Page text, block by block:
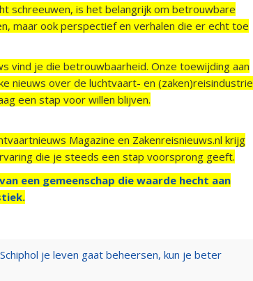
schreeuwen, is het belangrijk om betrouwbare
maar ook perspectief en verhalen die er echt toe
vind je die betrouwbaarheid. Onze toewijding aan
nieuws over de luchtvaart- en (zaken)reisindustrie
een stap voor willen blijven.
Magazine en Zakenreisnieuws.nl krijg
die je steeds een stap voorsprong geeft.
een gemeenschap die waarde hecht aan
je leven gaat beheersen, kun je beter